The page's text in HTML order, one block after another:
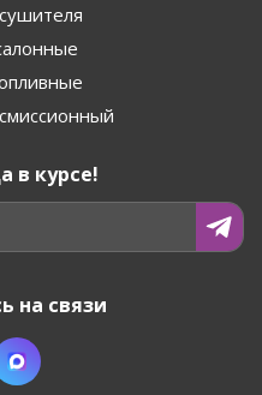
в курсе!
на связи